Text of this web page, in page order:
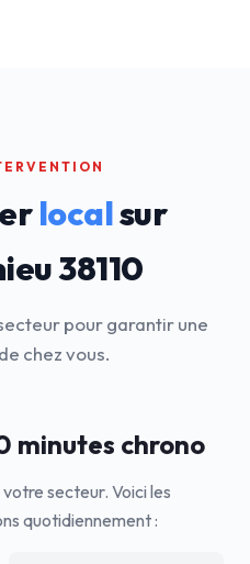
localsur
38110
pour garantir une
chez vous.
minutes chrono
secteur. Voici les
quotidiennement :